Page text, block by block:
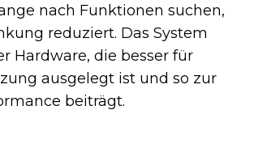
nach Funktionen suchen,
reduziert. Das System
Hardware, die besser für
ausgelegt ist und so zur
beiträgt.